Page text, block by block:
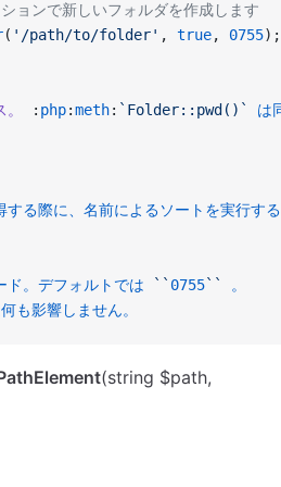
ンで新しいフォルダを作成します
( '/path/to/folder' , true, 0755);
: php:meth: `Folder::pwd()` は
する際に、名前によるソートを実行す
ド。デフォルトでは `` 0755``
。
も影響しません。
(string $path,